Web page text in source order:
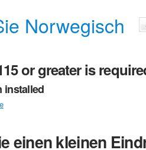
Norwegisch
or greater is
installed
einen kleinen